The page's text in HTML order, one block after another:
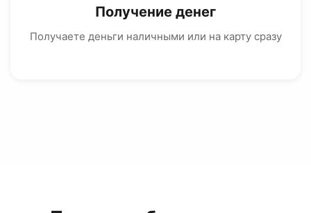
Получение денег
Получаете деньги наличными или на карту сразу